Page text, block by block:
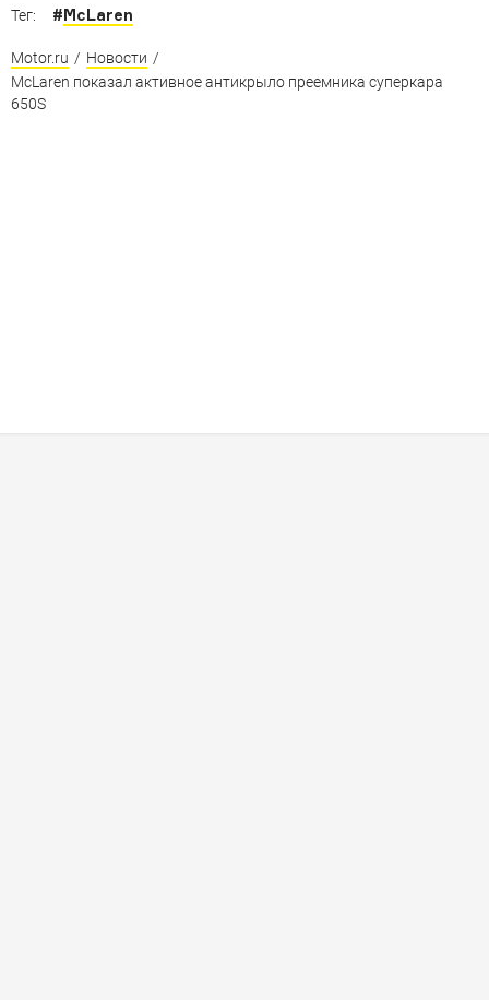
Тег: #McLaren
Motor.ru / Новости /
McLaren показал активное антикрыло преемника суперкара
650S